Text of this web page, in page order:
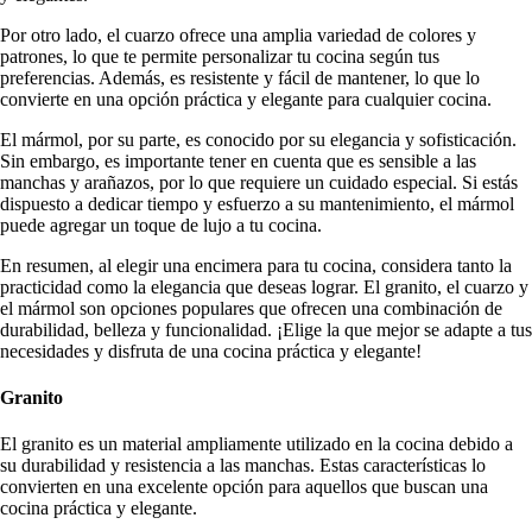
Por otro lado, el cuarzo ofrece una amplia variedad de colores y
patrones, lo que te permite personalizar tu cocina según tus
preferencias. Además, es resistente y fácil de mantener, lo que lo
convierte en una opción práctica y elegante para cualquier cocina.
El mármol, por su parte, es conocido por su elegancia y sofisticación.
Sin embargo, es importante tener en cuenta que es sensible a las
manchas y arañazos, por lo que requiere un cuidado especial. Si estás
dispuesto a dedicar tiempo y esfuerzo a su mantenimiento, el mármol
puede agregar un toque de lujo a tu cocina.
En resumen, al elegir una encimera para tu cocina, considera tanto la
practicidad como la elegancia que deseas lograr. El granito, el cuarzo y
el mármol son opciones populares que ofrecen una combinación de
durabilidad, belleza y funcionalidad. ¡Elige la que mejor se adapte a tus
necesidades y disfruta de una cocina práctica y elegante!
Granito
El granito es un material ampliamente utilizado en la cocina debido a
su durabilidad y resistencia a las manchas. Estas características lo
convierten en una excelente opción para aquellos que buscan una
cocina práctica y elegante.